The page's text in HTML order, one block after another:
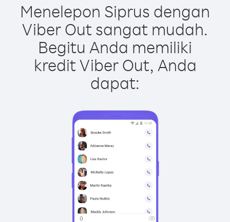
Menelepon Siprus dengan
Viber Out sangat mudah.
Begitu Anda memiliki
kredit Viber Out, Anda
dapat: